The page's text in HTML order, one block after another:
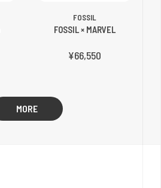
FOSSIL
FOSSIL × MARVEL
¥66,550
MORE